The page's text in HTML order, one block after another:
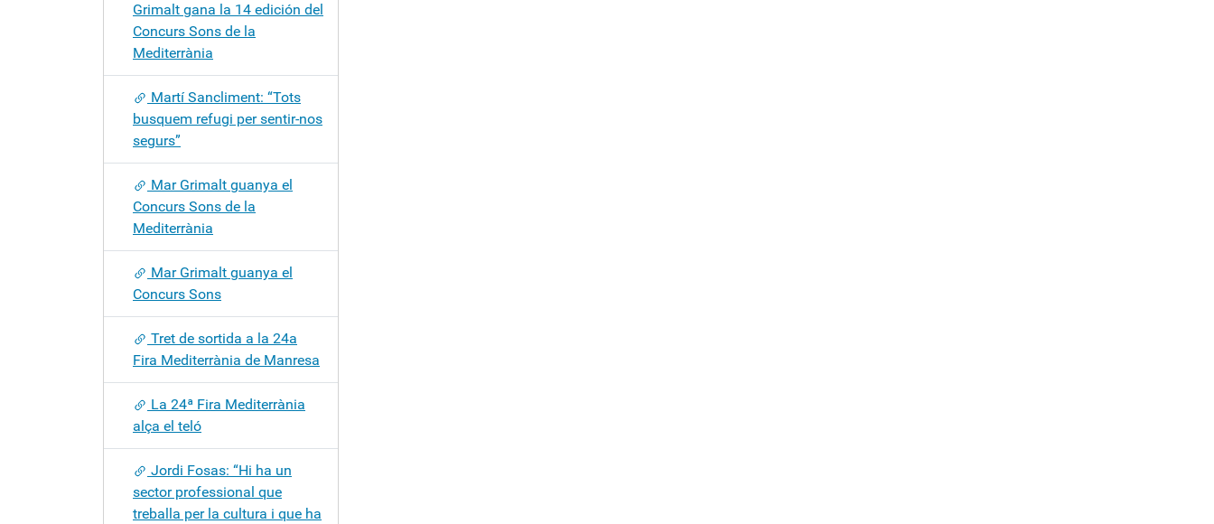
Grimalt gana la 14 edición del
Concurs Sons de la
Mediterrània
Martí Sancliment: “Tots
busquem refugi per sentir-nos
segurs”
Mar Grimalt guanya el
Concurs Sons de la
Mediterrània
Mar Grimalt guanya el
Concurs Sons
Tret de sortida a la 24a
Fira Mediterrània de Manresa
La 24ª Fira Mediterrània
alça el teló
Jordi Fosas: “Hi ha un
sector professional que
treballa per la cultura i que ha